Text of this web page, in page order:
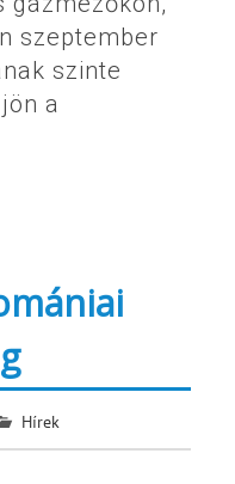
szeptember
szinte
a
Hírek